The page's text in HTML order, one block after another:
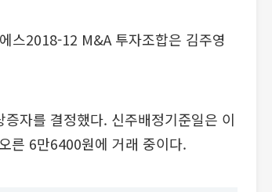
스2018-12 M&A 투자조합은 김주영
자를 결정했다. 신주배정기준일은 이
른 6만6400원에 거래 중이다.